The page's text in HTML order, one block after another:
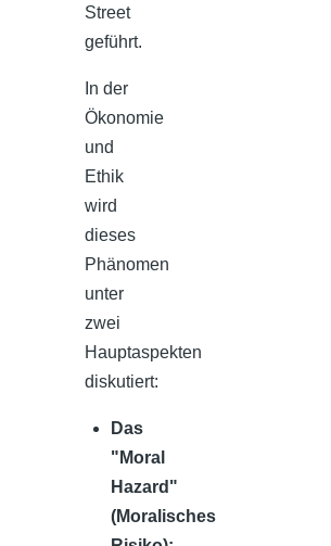
Street
geführt.
In der
Ökonomie
und
Ethik
wird
dieses
Phänomen
unter
zwei
Hauptaspekten
diskutiert:
Das
"Moral
Hazard"
(Moralisches